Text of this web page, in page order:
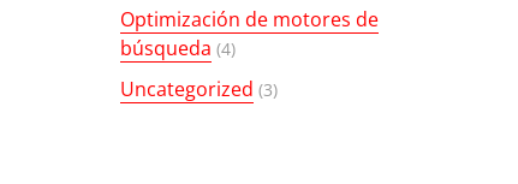
Optimización de motores de
búsqueda (4)
Uncategorized (3)